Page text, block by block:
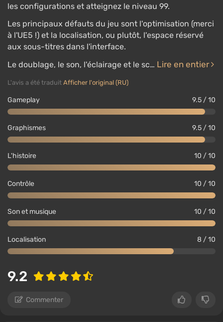
les configurations et atteignez le niveau 99.
Les principaux défauts du jeu sont l'optimisation (merci
à l'UE5 !) et la localisation, ou plutôt, l'espace réservé
aux sous-titres dans l'interface.
Le doublage, le son, l'éclairage et le sc… Lire en entier
L'avis a été traduit Afficher l'original (RU)
Gameplay 9.5 / 10
Graphismes 9.5 / 10
L'histoire 10 / 10
Contrôle 10 / 10
Son et musique 10 / 10
Localisation 8 / 10
9.2
Commenter